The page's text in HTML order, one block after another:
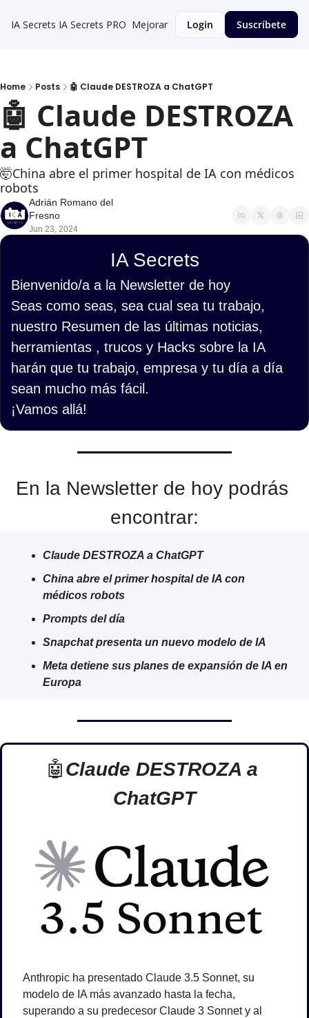
IA Secrets IA Secrets PRO Mejorar Login Suscríbete
Home Posts 🤖 Claude DESTROZA a ChatGPT
🤖 Claude DESTROZA
a ChatGPT
🤯China abre el primer hospital de IA con médicos
robots
Adrián Romano del
Fresno
Jun 23, 2024
IA Secrets
Bienvenido/a a la Newsletter de hoy
Seas como seas, sea cual sea tu trabajo,
nuestro Resumen de las últimas noticias,
herramientas , trucos y Hacks sobre la IA
harán que tu trabajo, empresa y tu día a día
sean mucho más fácil.
¡Vamos allá!
En la Newsletter de hoy podrás
encontrar:
Claude DESTROZA a ChatGPT
China abre el primer hospital de IA con
médicos robots
Prompts del día
Snapchat presenta un nuevo modelo de IA
Meta detiene sus planes de expansión de IA en
Europa
🤖Claude DESTROZA a
ChatGPT
Anthropic ha presentado Claude 3.5 Sonnet, su
modelo de IA más avanzado hasta la fecha,
superando a su predecesor Claude 3 Sonnet y al